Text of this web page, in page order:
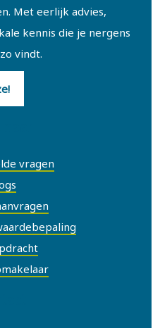
Met eerlijk advies,
kennis die je nergens
vindt.
vragen